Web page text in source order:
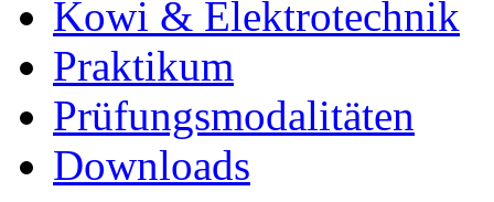
Kowi & Elektrotechnik
Praktikum
Prüfungsmodalitäten
Downloads